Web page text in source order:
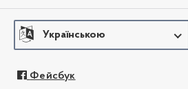
Українською
Фейсбук